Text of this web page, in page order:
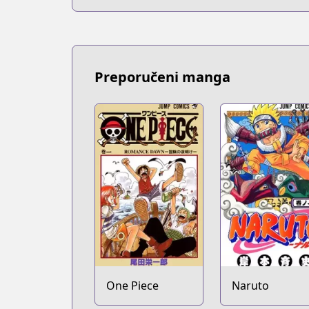
Preporučeni manga
One Piece Naruto